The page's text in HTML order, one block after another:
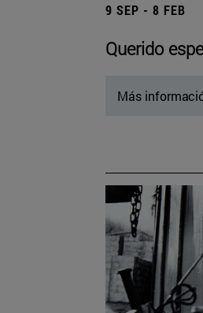
9 SEP - 8 FEB
Querido
Más